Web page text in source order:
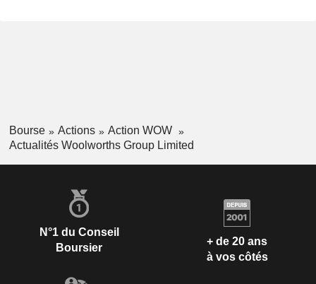
Bourse Actions
Action WOW
Actualités Woolworths Group Limited
N°1 du Conseil
Boursier
+ de 20 ans
à vos côtés